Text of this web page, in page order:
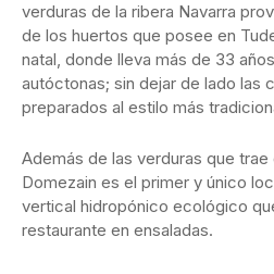
verduras de la ribera Navarra
de los huertos que posee en
natal, donde lleva más de 33
autóctonas; sin dejar de lado las
preparados al estilo más
Además de las verduras que trae
Domezain es el primer y único
vertical hidropónico ecológico
restaurante en ensaladas.